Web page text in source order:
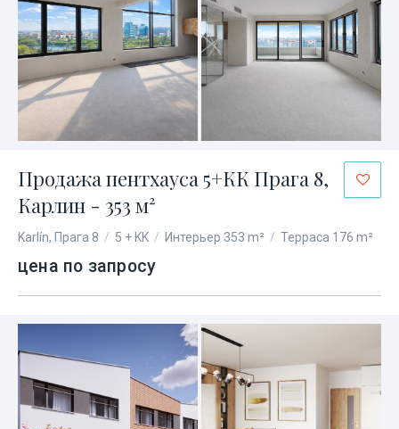
Продажа пентхауса 5+КК Прага 8,
Карлин - 353 м²
Karlín, Прага 8 / 5 + KK / Интерьер 353 m² / Терраса 176 m²
цена по запросу